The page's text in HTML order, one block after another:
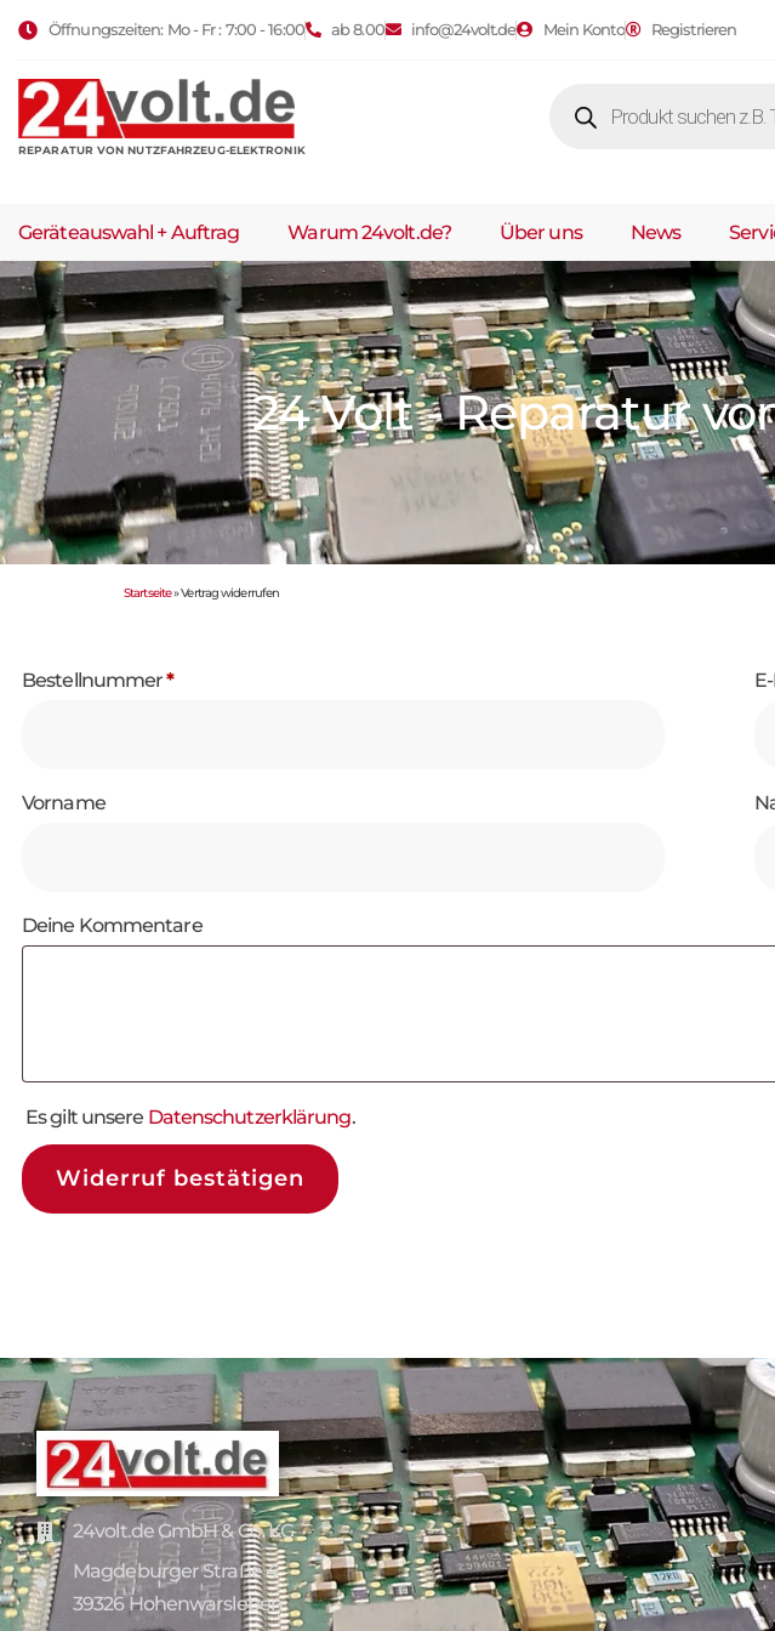
Öffnungszeiten: Mo - Fr : 7:00 - 16:00 ab 8.00 info@24volt.de Mein Konto Registrieren
REPARATUR VON NUTZFAHRZEUG-ELEKTRONIK
Geräteauswahl + Auftrag Warum 24volt.de? Über uns News
24 Volt - Reparatur
Startseite»Vertrag widerrufen
Bestellnummer*
Vorname
Page URI *erforderlich
Deine Kommentare
Es gilt unsere Datenschutzerklärung.
Widerruf bestätigen
24volt.de GmbH & Co. KG
Magdeburger Straße 4
39326 Hohenwarsleben